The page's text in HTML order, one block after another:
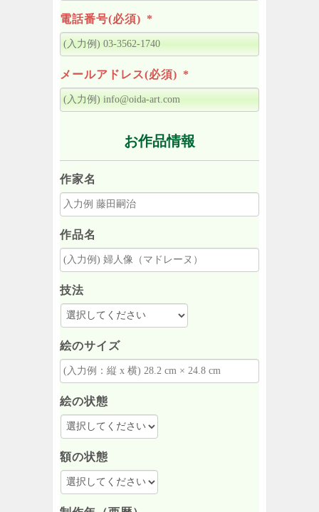
電話番号(必須) *
メールアドレス(必須) *
お作品情報
作家名
作品名
技法
絵のサイズ
絵の状態
額の状態